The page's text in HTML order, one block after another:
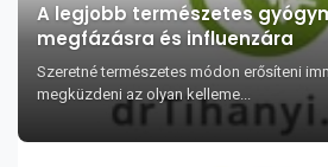
A legjobb természetes
megfázásra és influenzára
Szeretné természetes módon erősíteni
megküzdeni az olyan kelleme...